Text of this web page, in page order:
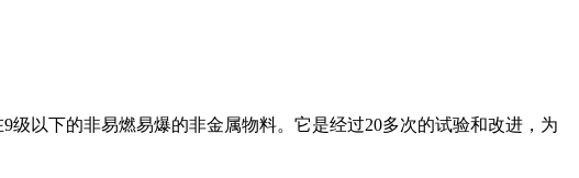
以下的非易燃易爆的非金属物料。它是经过20多次的试验和改进，为